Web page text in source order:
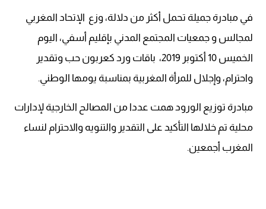
في مبادرة جميلة تحمل أكثر من دلالة، وزع الإتحاد المغربي
لمجالس و جمعيات المجتمع المدني بإقليم أسفي، اليوم
الخميس 10 أكتوبر 2019، باقات ورد كعربون حب وتقدير
واحترام، وإجلال للمرأة المغربية بمناسبة يومها الوطني.
مبادرة توزيع الورود همت عددا من المصالح الخارجية لإدارات
محلية تم خلالها التأكيد على التقدير والتنويه والاحترام لنساء
المغرب أجمعين.